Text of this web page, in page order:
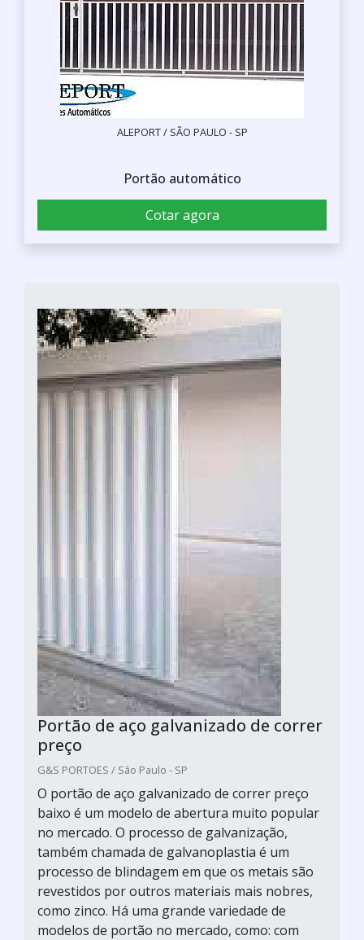
ALEPORT / SÃO PAULO - SP
Portão automático
Cotar agora
Portão de aço galvanizado de correr
preço
G&S PORTOES / São Paulo - SP
O portão de aço galvanizado de correr preço
baixo é um modelo de abertura muito popular
no mercado. O processo de galvanização,
também chamada de galvanoplastia é um
processo de blindagem em que os metais são
revestidos por outros materiais mais nobres,
como zinco. Há uma grande variedade de
modelos de portão no mercado, como: com